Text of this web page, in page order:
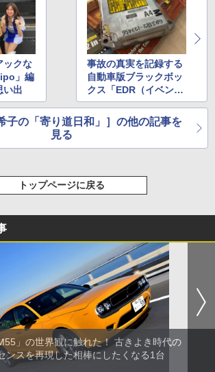
ックな
」編
い出
事故の真実を記録する
自動車版ブラックボッ
クス「EDR（イベント
データレコーダー）」
子の「寄り道日和」］の他の記事を
見る
トップページに戻る
」の世界観に触れた！ 古きよき時代の
ンスを再現した相棒にしたくなる1台